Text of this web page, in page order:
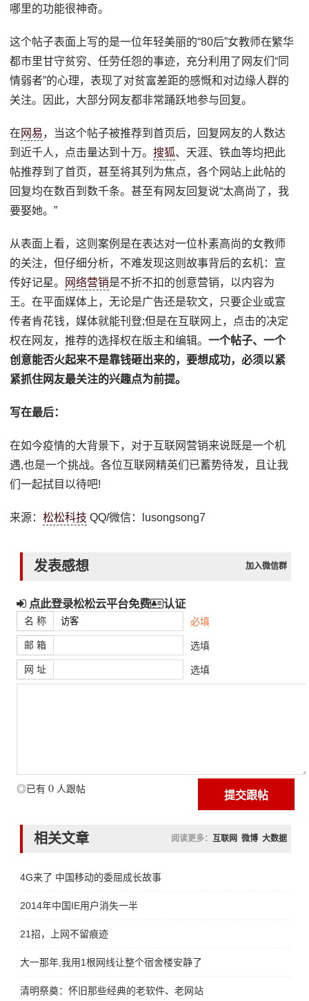
哪里的功能很神奇。
这个帖子表面上写的是一位年轻美丽的“80后”女教师在繁华
都市里甘守贫穷、任劳任怨的事迹，充分利用了网友们“同
情弱者”的心理，表现了对贫富差距的感慨和对边缘人群的
关注。因此，大部分网友都非常踊跃地参与回复。
在 网易，当这个帖子被推荐到首页后，回复网友的人数达
到近千人，点击量达到十万。搜狐、天涯、铁血等均把此
帖推荐到了首页，甚至将其列为焦点，各个网站上此帖的
回复均在数百到数千条。甚至有网友回复说“太高尚了，我
要娶她。”
从表面上看，这则案例是在表达对一位朴素高尚的女教师
的关注，但仔细分析，不难发现这则故事背后的玄机：宣
传好记星。
网络营销是不折不扣的创意营销，以内容为
王。在平面媒体上，无论是广告还是软文，只要企业或宣
传者肯花钱，媒体就能刊登;但是在互联网上，点击的决定
权在网友，推荐的选择权在版主和编辑。一个帖子、一个
创意能否火起来不是靠钱砸出来的，要想成功，必须以紧
紧抓住网友最关注的兴趣点为前提。
写在最后：
在如今疫情的大背景下，对于互联网营销来说既是一个机
遇,也是一个挑战。各位互联网精英们已蓄势待发，且让我
们一起拭目以待吧!
来源：松松科技 QQ/微信：lusongsong7
发表感想 加入微信群
点此登录松松云平台免费 认证
名 称 必填
邮 箱 选填
网 址 选填
◎已有 0 人跟帖
相关文章 阅读更多： 互联网 微博 大数据
4G来了 中国移动的委屈成长故事
2014年中国IE用户消失一半
21招，上网不留痕迹
大一那年,我用1根网线让整个宿舍楼安静了
清明祭奠：怀旧那些经典的老软件、老网站